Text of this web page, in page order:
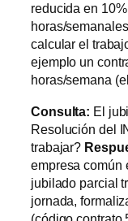
reducida en
horas/
calcular el
ejemplo un
horas/semana
Consulta: El
Resolución del
trabajar?
empresa común
jubilado parcial
jornada,